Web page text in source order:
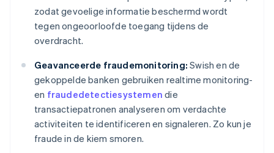
zodat gevoelige informatie beschermd wordt
tegen ongeoorloofde toegang tijdens de
overdracht.
Geavanceerde fraudemonitoring: Swish en de
gekoppelde banken gebruiken realtime monitoring-
en fraudedetectiesystemen die
transactiepatronen analyseren om verdachte
activiteiten te identificeren en signaleren. Zo kun je
fraude in de kiem smoren.